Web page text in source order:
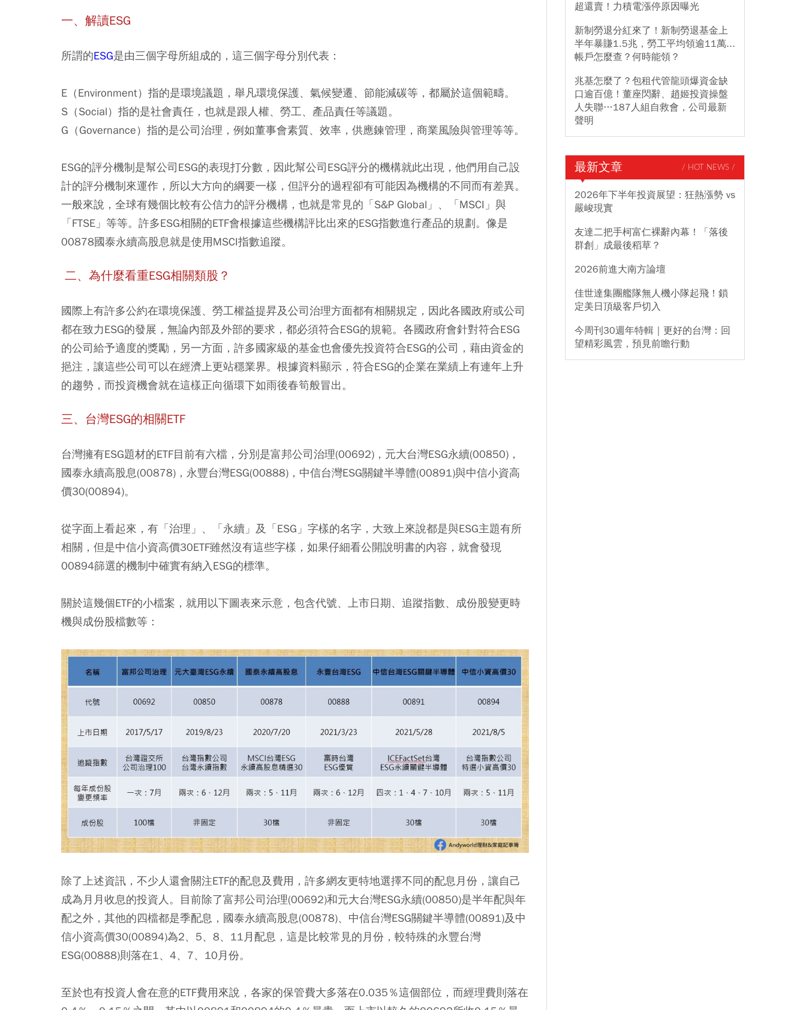
一、解讀ESG
所謂的ESG是由三個字母所組成的，這三個字母分別代表：
E（Environment）指的是環境議題，舉凡環境保護、氣候變遷、節能減碳等，都屬於這個範疇。
S（Social）指的是社會責任，也就是跟人權、勞工、產品責任等議題。
G（Governance）指的是公司治理，例如董事會素質、效率，供應鍊管理，商業風險與管理等等。
ESG的評分機制是幫公司ESG的表現打分數，因此幫公司ESG評分的機構就此出現，他們用自己設
計的評分機制來運作，所以大方向的綱要一樣，但評分的過程卻有可能因為機構的不同而有差異。
一般來說，全球有幾個比較有公信力的評分機構，也就是常見的「S&P Global」、「MSCI」與
「FTSE」等等。許多ESG相關的ETF會根據這些機構評比出來的ESG指數進行產品的規劃。像是
00878國泰永續高股息就是使用MSCI指數追蹤。
二、為什麼看重ESG相關類股？
國際上有許多公約在環境保護、勞工權益提昇及公司治理方面都有相關規定，因此各國政府或公司
都在致力ESG的發展，無論內部及外部的要求，都必須符合ESG的規範。各國政府會針對符合ESG
的公司給予適度的獎勵，另一方面，許多國家級的基金也會優先投資符合ESG的公司，藉由資金的
挹注，讓這些公司可以在經濟上更站穩業界。根據資料顯示，符合ESG的企業在業績上有連年上升
的趨勢，而投資機會就在這樣正向循環下如雨後春筍般冒出。
三、台灣ESG的相關ETF
台灣擁有ESG題材的ETF目前有六檔，分別是富邦公司治理(00692)，元大台灣ESG永續(00850)，
國泰永續高股息(00878)，永豐台灣ESG(00888)，中信台灣ESG關鍵半導體(00891)與中信小資高
價30(00894)。
從字面上看起來，有「治理」、「永續」及「ESG」字樣的名字，大致上來說都是與ESG主題有所
相關，但是中信小資高價30ETF雖然沒有這些字樣，如果仔細看公開說明書的內容，就會發現
00894篩選的機制中確實有納入ESG的標準。
關於這幾個ETF的小檔案，就用以下圖表來示意，包含代號、上市日期、追蹤指數、成份股變更時
機與成份股檔數等：
除了上述資訊，不少人還會關注ETF的配息及費用，許多網友更特地選擇不同的配息月份，讓自己
成為月月收息的投資人。目前除了富邦公司治理(00692)和元大台灣ESG永續(00850)是半年配與年
配之外，其他的四檔都是季配息，國泰永續高股息(00878)、中信台灣ESG關鍵半導體(00891)及中
信小資高價30(00894)為2、5、8、11月配息，這是比較常見的月份，較特殊的永豐台灣
ESG(00888)則落在1、4、7、10月份。
至於也有投資人會在意的ETF費用來說，各家的保管費大多落在0.035％這個部位，而經理費則落在
超還賣！力積電漲停原因曝光
新制勞退分紅來了！新制勞退基金上
半年暴賺1.5兆，勞工平均領逾11萬...
帳戶怎麼查？何時能領？
兆基怎麼了？包租代管龍頭爆資金缺
口逾百億！董座閃辭、趙姬投資操盤
人失聯…187人組自救會，公司最新
聲明
最新文章 / HOT NEWS /
2026年下半年投資展望：狂熱漲勢 vs
嚴峻現實
友達二把手柯富仁裸辭內幕！「落後
群創」成最後稻草？
2026前進大南方論壇
佳世達集團艦隊無人機小隊起飛！鎖
定美日頂級客戶切入
今周刊30週年特輯｜更好的台灣：回
望精彩風雲，預見前瞻行動